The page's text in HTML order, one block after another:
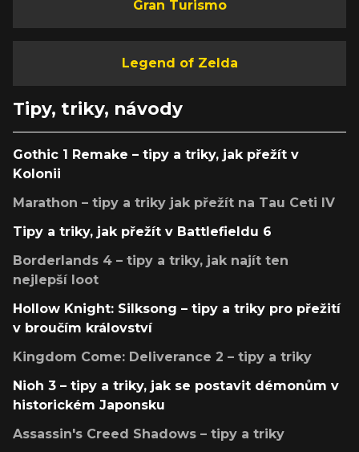
Gran Turismo
Legend of Zelda
Tipy, triky, návody
Gothic 1 Remake – tipy a triky, jak přežít v
Kolonii
Marathon – tipy a triky jak přežít na Tau Ceti IV
Tipy a triky, jak přežít v Battlefieldu 6
Borderlands 4 – tipy a triky, jak najít ten
nejlepší loot
Hollow Knight: Silksong – tipy a triky pro přežití
v broučím království
Kingdom Come: Deliverance 2 – tipy a triky
Nioh 3 – tipy a triky, jak se postavit démonům v
historickém Japonsku
Assassin's Creed Shadows – tipy a triky